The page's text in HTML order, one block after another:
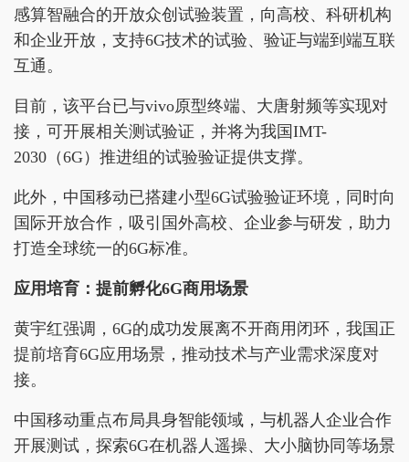
感算智融合的开放众创试验装置，向高校、科研机构
和企业开放，支持6G技术的试验、验证与端到端互联
互通。
目前，该平台已与vivo原型终端、大唐射频等实现对
接，可开展相关测试验证，并将为我国IMT-
2030（6G）推进组的试验验证提供支撑。
此外，中国移动已搭建小型6G试验验证环境，同时向
国际开放合作，吸引国外高校、企业参与研发，助力
打造全球统一的6G标准。
应用培育 ：提前孵化6G商用场景
黄宇红强调，6G的成功发展离不开商用闭环，我国正
提前培育6G应用场景，推动技术与产业需求深度对
接。
中国移动重点布局具身智能领域，与机器人企业合作
开展测试，探索6G在机器人遥操、大小脑协同等场景